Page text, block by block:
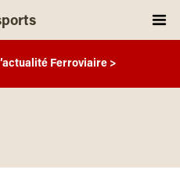
Ferroviaire >